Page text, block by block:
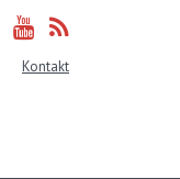
Kontakt